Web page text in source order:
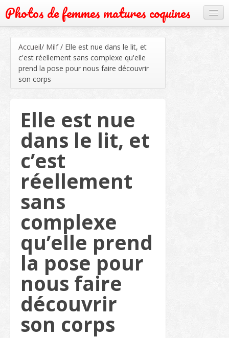
Photos de femmes matures coquines
Grand mère
Mature
Rencontre
Webcam
Accueil/ Milf / Elle est nue dans le lit, et
c'est réellement sans complexe qu'elle
prend la pose pour nous faire découvrir
son corps
Elle est nue
dans le lit, et
c’est
réellement
sans
complexe
qu’elle prend
la pose pour
nous faire
découvrir
son corps